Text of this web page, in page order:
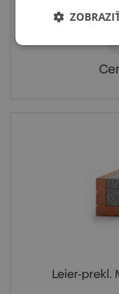
Leier-prekl.
Leier-prekl.